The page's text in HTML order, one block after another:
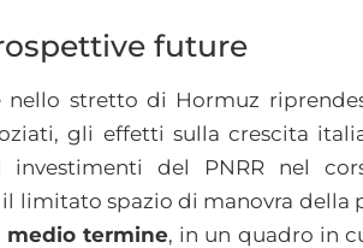
future
stretto di Hormuz
gli effetti sulla crescita
del PNRR nel
limitato spazio di manovra
medio termine, in un quadro in